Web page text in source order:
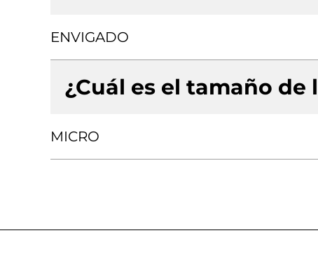
ENVIGADO
¿Cuál es el tamaño de
MICRO